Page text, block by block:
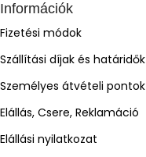
Információk
Fizetési módok
Szállítási díjak és határidők
Személyes átvételi pontok
Elállás, Csere, Reklamáció
Elállási nyilatkozat